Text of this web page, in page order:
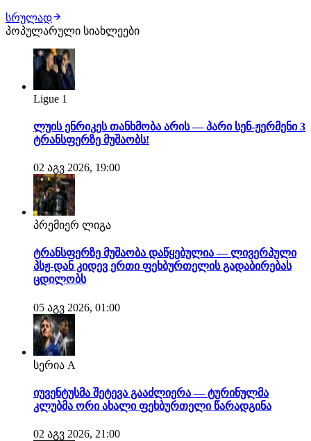
წუთზე რუსთაველები ლეგიონერმა ჟან სოუზა დე
ალმეიდამ დააწინაურა, მასპინძლებმა პირველი ტაიმი
ბოლომდე მიიყვანეს. იმერული კლუბი ვერც მეორე
ტაიმში…
სრულად
პოპულარული სიახლეები
Ligue 1
ლუის ენრიკეს თანხმობა არის — პარი სენ-ჟერმენი 3
ტრანსფერზე მუშაობს!
02 აგვ 2026, 19:00
პრემიერ ლიგა
ტრანსფერზე მუშაობა დაწყებულია — ლივერპული
პსჟ-დან კიდევ ერთი ფეხბურთელის გადაბირებას
ცდილობს
05 აგვ 2026, 01:00
სერია A
იუვენტუსმა შეტევა გააძლიერა — ტურინულმა
კლუბმა ორი ახალი ფეხბურთელი წარადგინა
02 აგვ 2026, 21:00